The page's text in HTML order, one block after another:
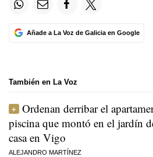
Añade a La Voz de Galicia en Google
También en La Voz
Ordenan derribar el
piscina que montó en el jardín
casa en Vigo
ALEJANDRO MARTÍNEZ